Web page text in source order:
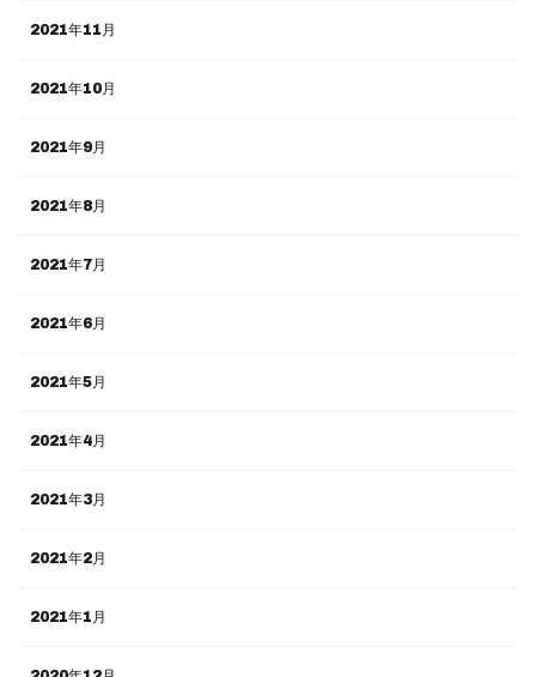
2021年11月
2021年10月
2021年9月
2021年8月
2021年7月
2021年6月
2021年5月
2021年4月
2021年3月
2021年2月
2021年1月